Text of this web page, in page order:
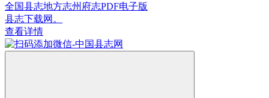
全国县志地方志州府志PDF电子版
县志下载网。
查看详情